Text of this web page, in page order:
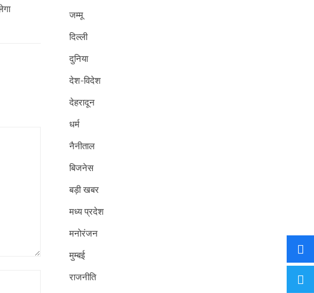
जम्मू
दिल्ली
दुनिया
देश-विदेश
देहरादून
धर्म
नैनीताल
बिजनेस
बड़ी खबर
मध्य प्रदेश
मनोरंजन
मुम्बई
राजनीति